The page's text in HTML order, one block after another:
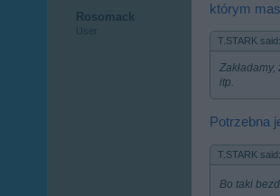
Rosomack
User
którym
T.STARK said:
itp.
Potrzebna
T.STARK said:
Bo taki